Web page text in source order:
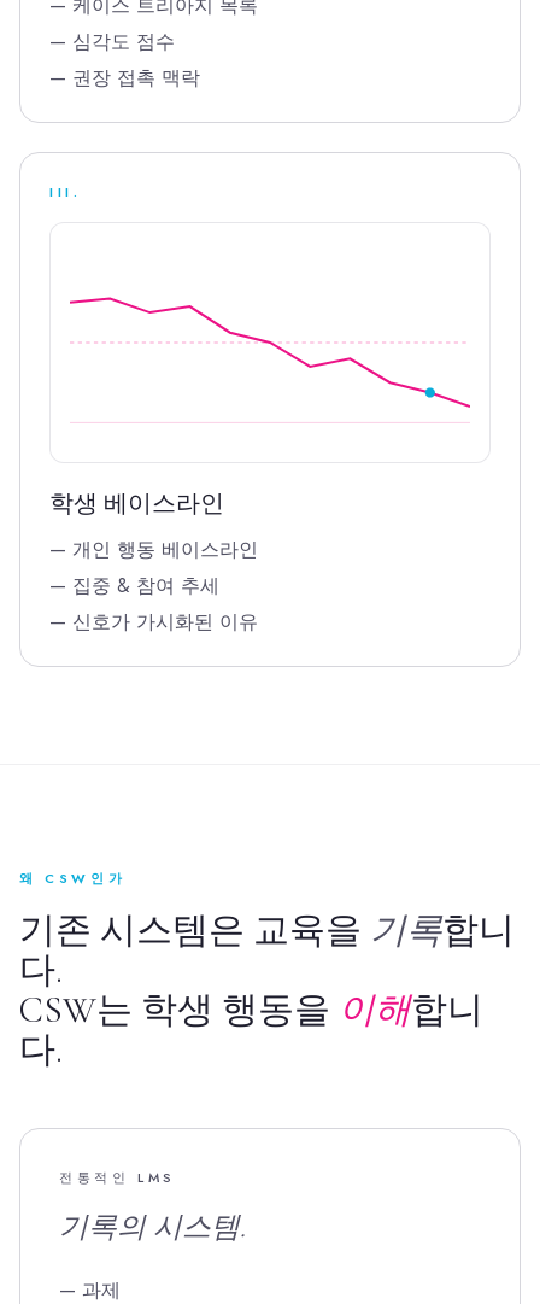
— 심각도 점수
— 권장 접촉 맥락
III.
학생 베이스라인
— 개인 행동 베이스라인
— 집중 & 참여 추세
— 신호가 가시화된 이유
왜 CSW인가
기존 시스템은 교육을 기록합니
다.
CSW는 학생 행동을 이해합니
다.
전통적인 LMS
기록의 시스템.
— 과제